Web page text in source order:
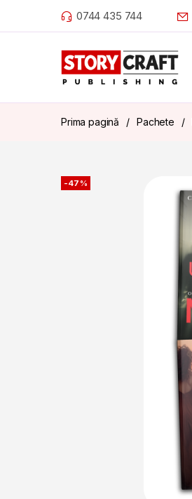
Skip to navigation
Skip to content
0744 435 744
Prima pagină Pachete
-47%